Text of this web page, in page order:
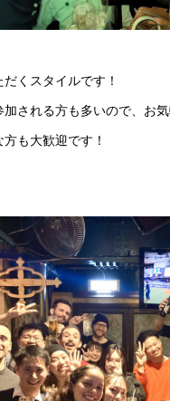
くスタイルです！
される方も多いので、お気
も大歓迎です！